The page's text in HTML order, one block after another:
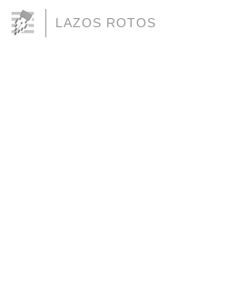
LAZOS ROTOS